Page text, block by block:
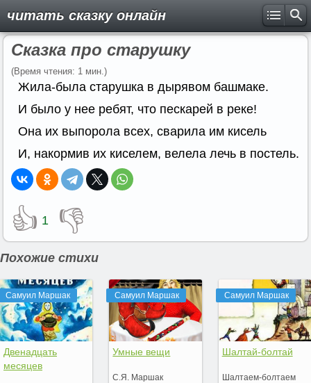
читать сказку онлайн
Сказка про старушку
(Время чтения: 1 мин.)
Жила-была старушка в дырявом башмаке.
И было у нее ребят, что пескарей в реке!
Она их выпорола всех, сварила им кисель
И, накормив их киселем, велела лечь в постель.
👍 1 👎
Похожие стихи
Самуил Маршак
Двенадцать
месяцев
Самуил Маршак
Умные вещи
С.Я. Маршак
Самуил Маршак
Шалтай-болтай
Шалтаем-болтаем